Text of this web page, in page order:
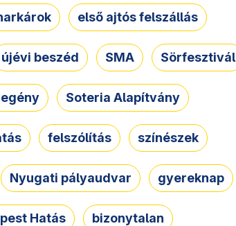
első ajtós felszállás
újévi beszéd SMA Sörfesztivál
Soteria Alapítvány
felszólítás színészek
Nyugati pályaudvar gyereknap
Hatás bizonytalan